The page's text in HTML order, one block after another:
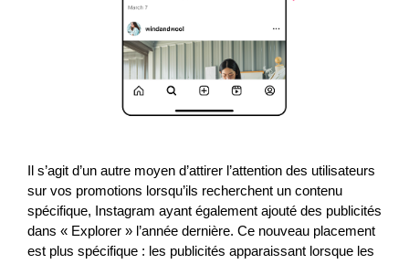
Il s’agit d’un autre moyen d’attirer l’attention des utilisateurs
sur vos promotions lorsqu’ils recherchent un contenu
spécifique, Instagram ayant également ajouté des publicités
dans « Explorer » l’année dernière. Ce nouveau placement
est plus spécifique : les publicités apparaissant lorsque les